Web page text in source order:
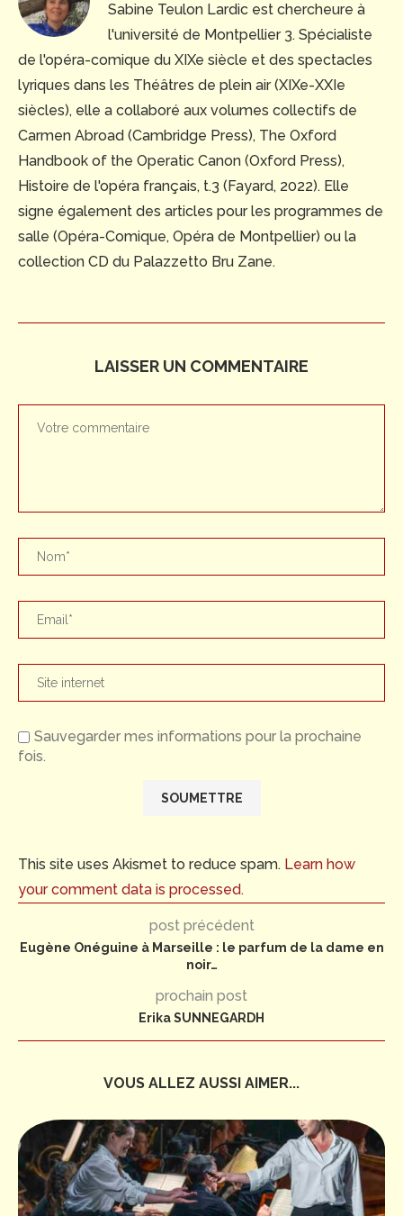
Sabine Teulon Lardic est chercheure à
l'université de Montpellier 3. Spécialiste
de l'opéra-comique du XIXe siècle et des spectacles
lyriques dans les Théâtres de plein air (XIXe-XXIe
siècles), elle a collaboré aux volumes collectifs de
Carmen Abroad (Cambridge Press), The Oxford
Handbook of the Operatic Canon (Oxford Press),
Histoire de l'opéra français, t.3 (Fayard, 2022). Elle
signe également des articles pour les programmes de
salle (Opéra-Comique, Opéra de Montpellier) ou la
collection CD du Palazzetto Bru Zane.
LAISSER UN COMMENTAIRE
Sauvegarder mes informations pour la prochaine
fois.
This site uses Akismet to reduce spam. Learn how
your comment data is processed.
post précédent
Eugène Onéguine à Marseille : le parfum de la dame en
noir…
prochain post
Erika SUNNEGARDH
VOUS ALLEZ AUSSI AIMER...